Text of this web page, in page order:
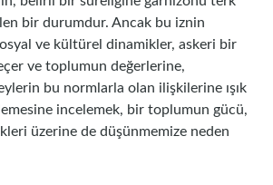
bir durumdur. Ancak bu iznin
ve kültürel dinamikler, askeri bir
ve toplumun değerlerine,
bu normlarla olan ilişkilerine ışık
incelemek, bir toplumun gücü,
üzerine de düşünmemize neden